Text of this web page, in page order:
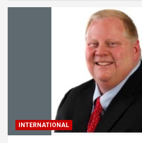
INTERNATIONAL